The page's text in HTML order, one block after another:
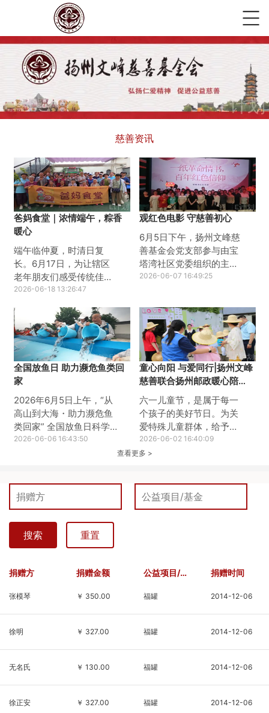
慈善资讯
爸妈食堂｜浓情端午，粽香
暖心
端午临仲夏，时清日复
长。6月17日，为让辖区
老年朋友们感受传统佳节
暖意，扬州文峰慈善基金
德基金会共同开展爸妈食
堂端午包粽子主题活动，
与老人们共迎安康佳节。
活动现场工作人员提前备
好粽叶、糯米、蜜枣、红
豆等新鲜食材，老人们与
志愿者们围坐一桌，分工
协作、有说有笑。捋粽
叶、填糯米、放馅料、捆
棉线，一双双布满岁月痕
端午习
2026-06-18 13:26:47
观红色电影 守慈善初心
6月5日下午，扬州文峰慈
善基金会党支部参与由宝
塔湾社区党委组织的主题
党日活动，集中观看红色
载体，讲述了跨越山海、
跨越岁月的家国深情与信
义善良，用小人物，真性
情、大情怀带来深刻的思
想触动与精神洗礼，为全
体党员上了一堂生动鲜
活、意蕴深厚的党性教育
课。此次红色观影活动，
淬炼了党员的党性修养，
夯实了初心使命。扬州文
峰慈善基金会党支部将汲
2026-06-07 16:49:25
全国放鱼日 助力濒危鱼类回
家
2026年6月5日上午，“从
高山到大海・助力濒危鱼
类回家” 全国放鱼日科学
增殖放流活动在扬州市广
指导，民革扬州市委会、
长江生态保护基金会主
办，扬州文峰慈善基金
会、泰兴市庆云慈善会、
民革广陵基层委承办，扬
协办。此次活动共放流长
6115尾。本次活动旨在促
进长江流域生物多样性的
2026-06-06 16:43:50
童心向阳 与爱同行|扬州文峰
慈善联合扬州邮政暖心陪
伴“星星孩子”
六一儿童节，是属于每一
个孩子的美好节日。为关
爱特殊儿童群体，给予自
闭症儿童更多陪伴、温暖
与社会关怀，今天，扬州
局，走进甘泉博爱阳光家
园，开展六一儿童节暖心
工与邮政工作人员一同来
碌、静心陪伴，用耐心与
温柔贴近这群纯粹善良
场气氛温
2026-06-02 16:40:09
查看更多 >
搜索 重置
捐赠方 捐赠金额 公益项目/基金 捐赠时间
张模琴 ￥ 350.00 福罐 2014-12-06
徐明 ￥ 327.00 福罐 2014-12-06
无名氏 ￥ 130.00 福罐 2014-12-06
徐正安 ￥ 327.00 福罐 2014-12-06